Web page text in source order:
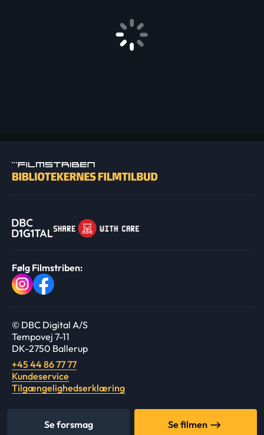
Se forsmag Se filmen
Følg Filmstriben:
© DBC Digital A/S
Tempovej 7-11
DK-2750 Ballerup
+45 44 86 77 77
Kundeservice
Tilgængelighedserklæring